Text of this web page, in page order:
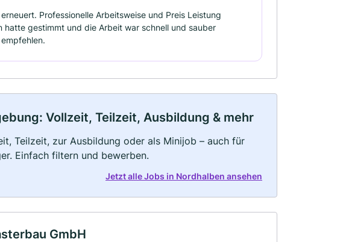
Professionelle Arbeitsweise und Preis Leistung
hatte gestimmt und die Arbeit war schnell und sauber
Vollzeit, Teilzeit, Ausbildung & mehr
Teilzeit, zur Ausbildung oder als Minijob – auch für
Einfach filtern und bewerben.
Jetzt alle Jobs in Nordhalben ansehen
GmbH